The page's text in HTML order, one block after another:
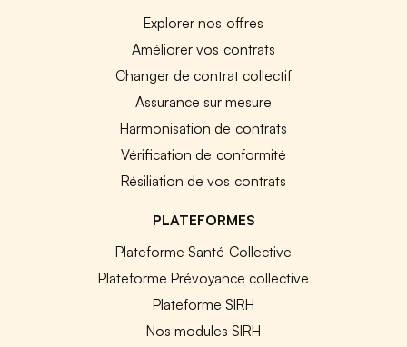
Explorer nos offres
Améliorer vos contrats
Changer de contrat collectif
Assurance sur mesure
Harmonisation de contrats
Vérification de conformité
Résiliation de vos contrats
PLATEFORMES
Plateforme Santé Collective
Plateforme Prévoyance collective
Plateforme SIRH
Nos modules SIRH